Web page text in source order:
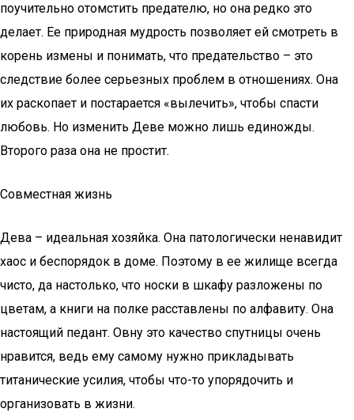
поучительно отомстить предателю, но она редко это
делает. Ее природная мудрость позволяет ей смотреть в
корень измены и понимать, что предательство – это
следствие более серьезных проблем в отношениях. Она
их раскопает и постарается «вылечить», чтобы спасти
любовь. Но изменить Деве можно лишь единожды.
Второго раза она не простит.
Совместная жизнь
Дева – идеальная хозяйка. Она патологически ненавидит
хаос и беспорядок в доме. Поэтому в ее жилище всегда
чисто, да настолько, что носки в шкафу разложены по
цветам, а книги на полке расставлены по алфавиту. Она
настоящий педант. Овну это качество спутницы очень
нравится, ведь ему самому нужно прикладывать
титанические усилия, чтобы что-то упорядочить и
организовать в жизни.